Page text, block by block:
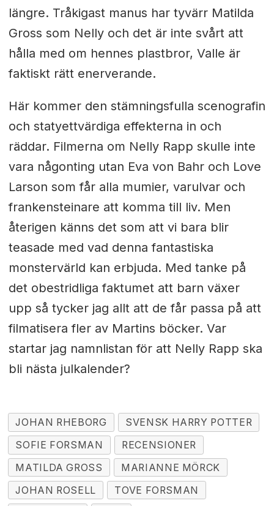
längre. Tråkigast manus har tyvärr Matilda
Gross som Nelly och det är inte svårt att
hålla med om hennes plastbror, Valle är
faktiskt rätt enerverande.
Här kommer den stämningsfulla scenografin
och statyettvärdiga effekterna in och
räddar. Filmerna om Nelly Rapp skulle inte
vara någonting utan Eva von Bahr och Love
Larson som får alla mumier, varulvar och
frankensteinare att komma till liv. Men
återigen känns det som att vi bara blir
teasade med vad denna fantastiska
monstervärld kan erbjuda. Med tanke på
det obestridliga faktumet att barn växer
upp så tycker jag allt att de får passa på att
filmatisera fler av Martins böcker. Var
startar jag namnlistan för att Nelly Rapp ska
bli nästa julkalender?
JOHAN RHEBORG
SVENSK HARRY POTTER
SOFIE FORSMAN
RECENSIONER
MATILDA GROSS
MARIANNE MÖRCK
JOHAN ROSELL
TOVE FORSMAN